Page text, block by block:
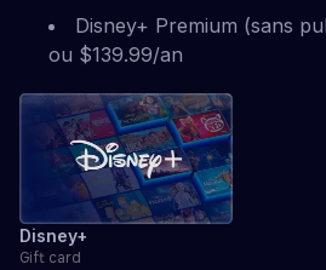
Disney+ Premium (sans
ou $139.99/an
Disney+
Gift card